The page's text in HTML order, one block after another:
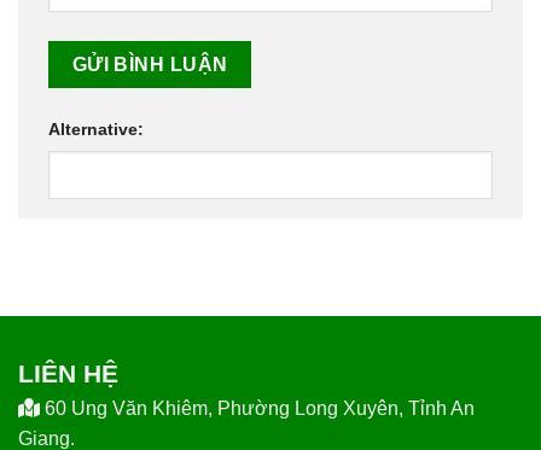
Alternative:
LIÊN HỆ
60 Ung Văn Khiêm, Phường Long Xuyên, Tỉnh An
Giang.